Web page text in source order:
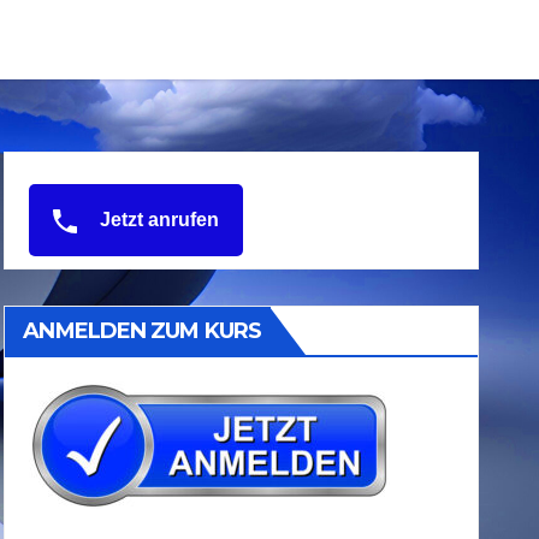
Jetzt anrufen
ANMELDEN ZUM KURS